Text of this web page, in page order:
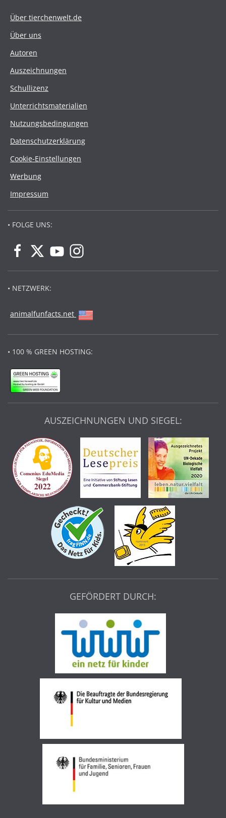
Über tierchenwelt.de
Über uns
Autoren
Auszeichnungen
Schullizenz
Unterrichtsmaterialien
Nutzungsbedingungen
Datenschutzerklärung
Cookie-Einstellungen
Werbung
Impressum
• FOLGE UNS:
• NETZWERK:
animalfunfacts.net
• 100 % GREEN HOSTING:
AUSZEICHNUNGEN UND SIEGEL:
GEFÖRDERT DURCH: